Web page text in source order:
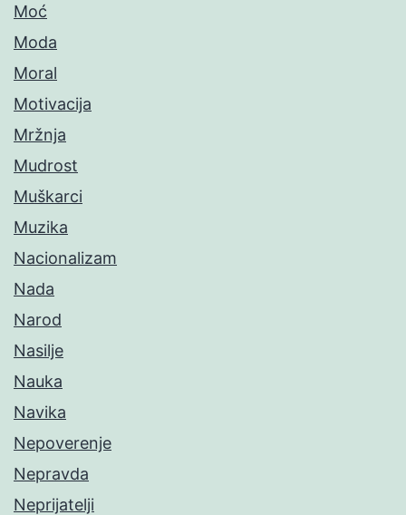
Moć
Moda
Moral
Motivacija
Mržnja
Mudrost
Muškarci
Muzika
Nacionalizam
Nada
Narod
Nasilje
Nauka
Navika
Nepoverenje
Nepravda
Neprijatelji